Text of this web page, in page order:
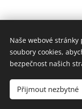
Základní
Naše webové
soubory cookies,
bezpečnost našich
Přijmout nezbytné